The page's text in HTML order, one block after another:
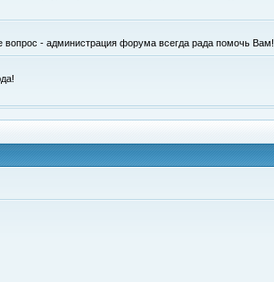
- администрация форума всегда рада помочь Вам!